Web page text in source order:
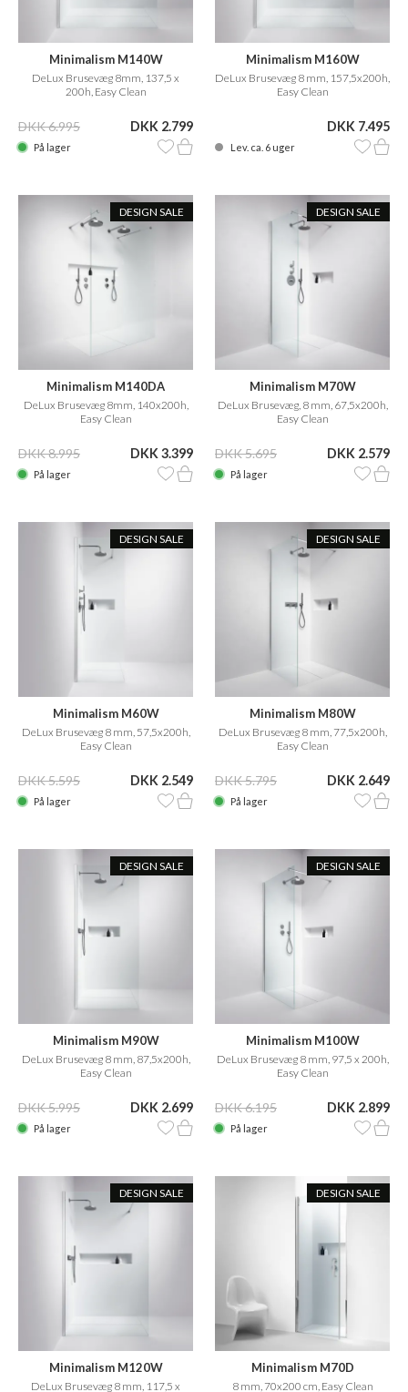
Minimalism M140W
DeLux Brusevæg 8mm, 137,5 x
200h, Easy Clean
DKK 6.995 DKK 2.799
På lager
Minimalism M160W
DeLux Brusevæg 8 mm, 157,5x200h,
Easy Clean
DKK 7.495
Lev. ca. 6 uger
DESIGN SALE
Minimalism M140DA
DeLux Brusevæg 8mm, 140x200h,
Easy Clean
DKK 8.995 DKK 3.399
På lager
DESIGN SALE
Minimalism M70W
DeLux Brusevæg, 8 mm, 67,5x200h,
Easy Clean
DKK 5.695 DKK 2.579
På lager
DESIGN SALE
Minimalism M60W
DeLux Brusevæg 8 mm, 57,5x200h,
Easy Clean
DKK 5.595 DKK 2.549
På lager
DESIGN SALE
Minimalism M80W
DeLux Brusevæg 8 mm, 77,5x200h,
Easy Clean
DKK 5.795 DKK 2.649
På lager
DESIGN SALE
Minimalism M90W
DeLux Brusevæg 8 mm, 87,5x200h,
Easy Clean
DKK 5.995 DKK 2.699
På lager
DESIGN SALE
Minimalism M100W
DeLux Brusevæg 8 mm, 97,5 x 200h,
Easy Clean
DKK 6.195 DKK 2.899
På lager
DESIGN SALE
Minimalism M120W
DeLux Brusevæg 8 mm, 117,5 x
DESIGN SALE
Minimalism M70D
8 mm, 70x200 cm, Easy Clean